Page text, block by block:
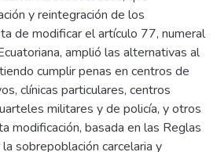
y reintegración de los
de modificar el artículo 77, numeral
amplió las alternativas al
cumplir penas en centros de
clínicas particulares, centros
militares y de policía, y otros
modificación, basada en las Reglas
sobrepoblación carcelaria y